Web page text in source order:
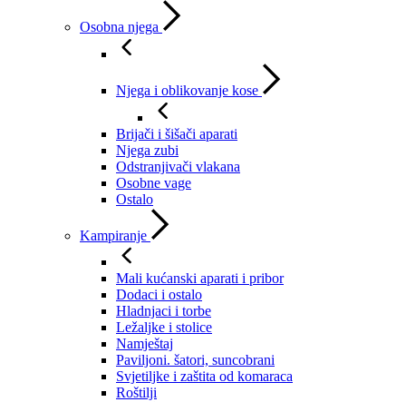
Osobna njega
Njega i oblikovanje kose
Brijači i šišači aparati
Njega zubi
Odstranjivači vlakana
Osobne vage
Ostalo
Kampiranje
Mali kućanski aparati i pribor
Dodaci i ostalo
Hladnjaci i torbe
Ležaljke i stolice
Namještaj
Paviljoni. šatori, suncobrani
Svjetiljke i zaštita od komaraca
Roštilji